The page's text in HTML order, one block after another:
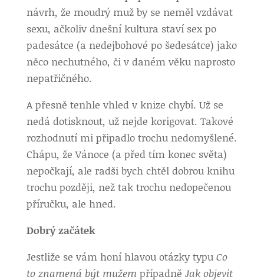
návrh, že moudrý muž by se neměl vzdávat
sexu, ačkoliv dnešní kultura staví sex po
padesátce (a nedejbohové po šedesátce) jako
něco nechutného, či v daném věku naprosto
nepatřičného.
A přesně tenhle vhled v knize chybí. Už se
nedá dotisknout, už nejde korigovat. Takové
rozhodnutí mi připadlo trochu nedomyšlené.
Chápu, že Vánoce (a před tím konec světa)
nepočkají, ale radši bych chtěl dobrou knihu
trochu později, než tak trochu nedopečenou
příručku, ale hned.
Dobrý začátek
Jestliže se vám honí hlavou otázky typu Co
to znamená být mužem případně Jak objevit